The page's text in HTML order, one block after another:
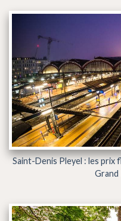
Saint-Denis Pleyel : les prix
Grand